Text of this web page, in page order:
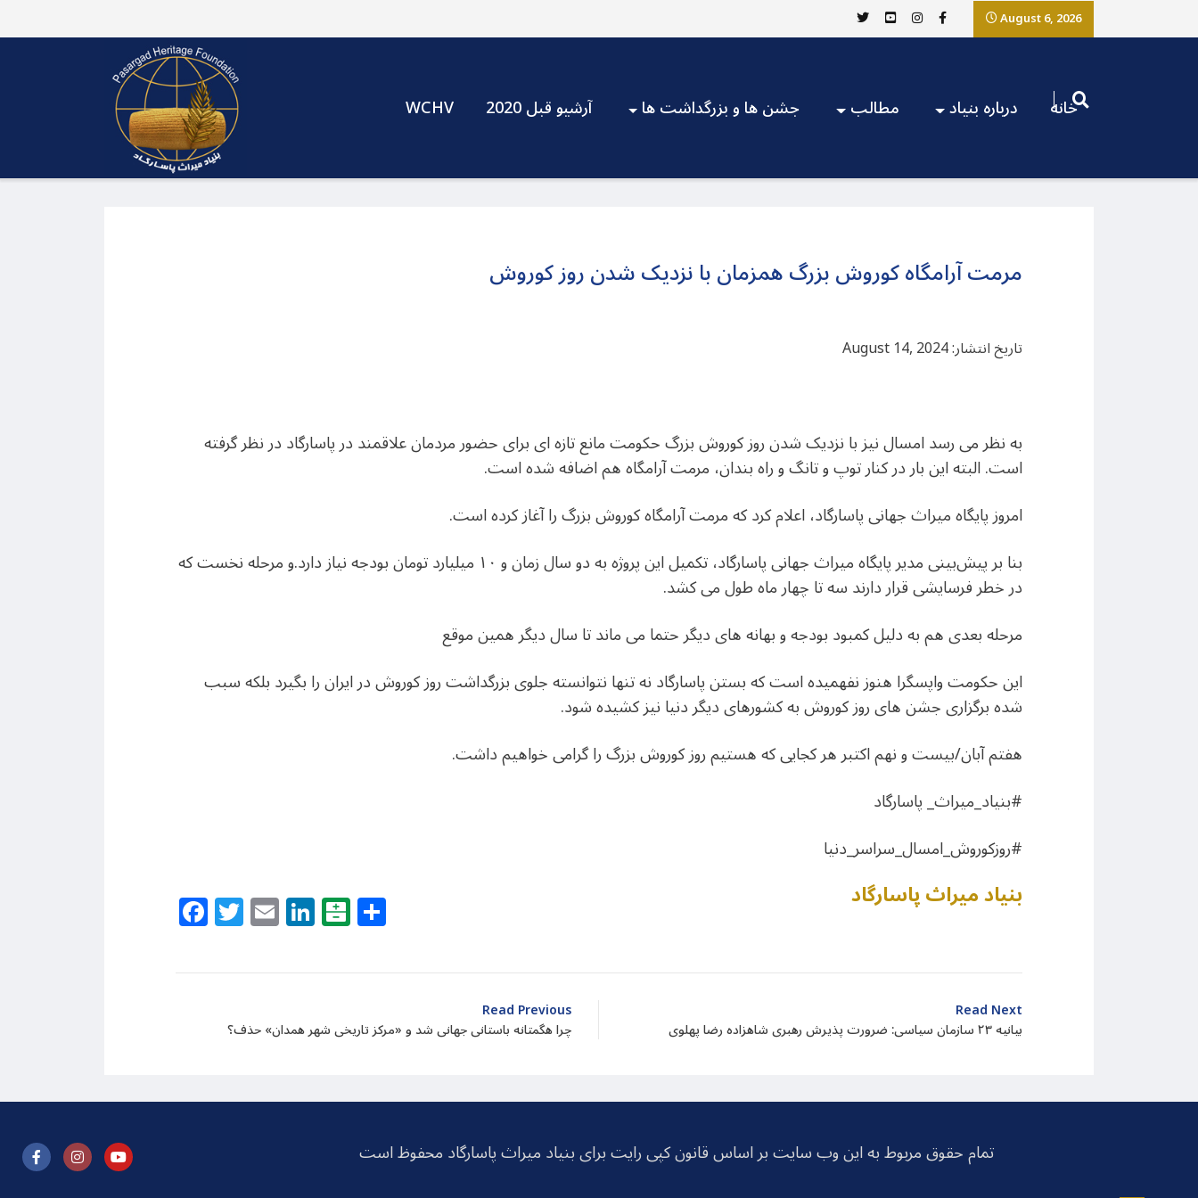
August 6, 2026
WCHV آرشیو قبل 2020 جشن ها و بزرگداشت ها مطالب درباره بنیاد خانه
مرمت آرامگاه کوروش بزرگ همزمان با نزدیک شدن روز کوروش
تاریخ انتشار: August 14, 2024
به نظر می رسد امسال نیز با نزدیک شدن روز کوروش بزرگ حکومت مانع تازه ای برای حضور مردمان علاقمند در پاسارگاد در نظر گرفته
است. البته این بار در کنار توپ و تانگ و راه بندان، مرمت آرامگاه هم اضافه شده است.
امروز پایگاه میراث جهانی پاسارگاد، اعلام کرد که مرمت آرامگاه کوروش بزرگ را آغاز کرده است.
بنا بر پیش‌بینی مدیر پایگاه میراث جهانی پاسارگاد، تکمیل این پروژه به دو سال زمان و ۱۰ میلیارد تومان بودجه نیاز دارد.و مرحله نخست که
در خطر فرسایشی قرار دارند سه تا چهار ماه طول می کشد.
مرحله بعدی هم به دلیل کمبود بودجه و بهانه های دیگر حتما می ماند تا سال دیگر همین موقع
این حکومت واپسگرا هنوز نفهمیده است که بستن پاسارگاد نه تنها نتوانسته جلوی بزرگداشت روز کوروش در ایران را بگیرد بلکه سبب
شده برگزاری جشن های روز کوروش به کشورهای دیگر دنیا نیز کشیده شود.
هفتم آبان/بیست و نهم اکتبر هر کجایی که هستیم روز کوروش بزرگ را گرامی خواهیم داشت.
#بنیاد_میراث_ پاسارگاد
#روزکوروش_امسال_سراسر_دنیا
Facebook
Twitter
EmailLinkedIn
Balatarin بنیاد میراث پاسارگاد
Read Previous
چرا هگمتانه باستانی جهانی شد و «مرکز تاریخی شهر همدان» حذف؟
Read Next
بیانیه ۲۳ سازمان سیاسی:‌ ضرورت پذیرش رهبری شاهزاده رضا پهلوی
تمام حقوق مربوط به این وب سایت بر اساس قانون کپی رایت برای بنیاد میراث پاسارگاد محفوظ است